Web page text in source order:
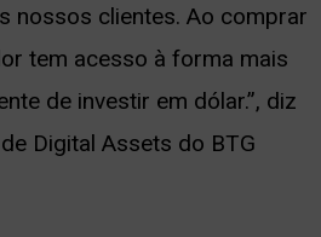
nossos clientes. Ao comprar
tem acesso à forma mais
de investir em dólar.”, diz
Digital Assets do BTG